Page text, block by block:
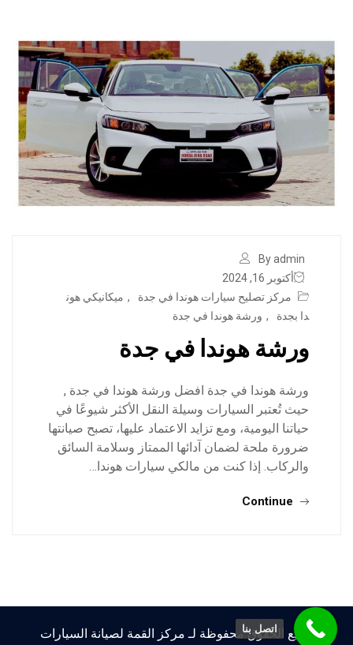
By admin
أكتوبر 16, 2024
مركز تصليح سيارات هوندا في جدة
, ميكانيكي هون
دا بجدة
, ورشة هوندا في جدة
ورشة هوندا في جدة
ورشة هوندا في جدة افضل ورشة هوندا في جدة ,
حيث تُعتبر السيارات وسيلة النقل الأكثر شيوعًا في
حياتنا اليومية، ومع تزايد الاعتماد عليها، تصبح صيانتها
ضرورة ملحة لضمان آدائها الممتاز وسلامة السائق
والركاب. إذا كنت من مالكي سيارات هوندا…
Continue
جميع الحقوق محفوظة لـ مركز القمة لصيانة السيارات
اتصل بنا